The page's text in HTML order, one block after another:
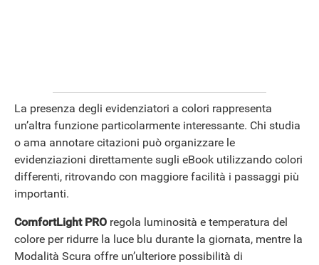
La presenza degli evidenziatori a colori rappresenta
un’altra funzione particolarmente interessante. Chi studia
o ama annotare citazioni può organizzare le
evidenziazioni direttamente sugli eBook utilizzando colori
differenti, ritrovando con maggiore facilità i passaggi più
importanti.
ComfortLight PRO regola luminosità e temperatura del
colore per ridurre la luce blu durante la giornata, mentre la
Modalità Scura offre un’ulteriore possibilità di